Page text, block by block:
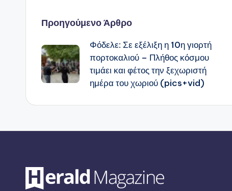
Πλοήγηση
δημοσιεύσεων
Προηγούμενο Άρθρο
Φόδελε: Σε εξέλιξη η 10η γιορτή
πορτοκαλιού – Πλήθος κόσμου
τιμάει και φέτος την ξεχωριστή
ημέρα του χωριού (pics+vid)